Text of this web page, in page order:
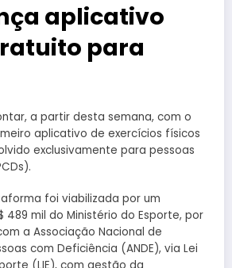
aplicativo
para
a partir desta semana, com o
aplicativo de exercícios físicos
exclusivamente para pessoas
foi viabilizada por um
489 mil do Ministério do Esporte, por
a Associação Nacional de
com Deficiência (ANDE), via Lei